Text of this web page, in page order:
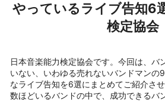
やっているライブ告知6
検定協会
日本音楽能力検定協会です。今回は、バ
いない、いわゆる売れないバンドマンの
なライブ告知を6選にまとめてご紹介さ
数ほどいるバンドの中で、成功できるバ